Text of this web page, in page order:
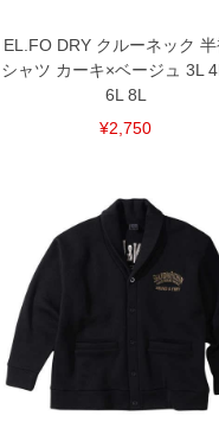
※【返品交換について】
返品交換希望の方は、商品到着後
下着(肌着)やワイシャツは商品の
ご了承くださいませ。
※【ボトムの裾上げをご希望の場合
出荷まで約1週間～20日間程お時
尚、裾上げした商品は返品・交換
一部、お直しに対応出来ない商品
いている、極端なデザインが施さ
※商品によって若干のサイズの誤
ンピュータ画面）によって、商品
ください。
※当店での掲載商品は、実店鋪と
舗からのお取り寄せ等により、
す。そのようなことがない様最
連絡させて頂きますので予めご了
EL.FO DRY クルーネック
シャツ カーキ×ベージュ 3L
6L 8L
¥2,750